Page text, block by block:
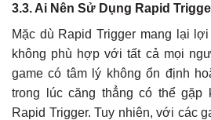
3.3. Ai Nên Sử Dụng Rapid
Mặc dù Rapid Trigger mang lại
không phù hợp với tất cả mọi
game có tâm lý không ổn định
trong lúc căng thẳng có thể gặp
Rapid Trigger. Tuy nhiên, với các